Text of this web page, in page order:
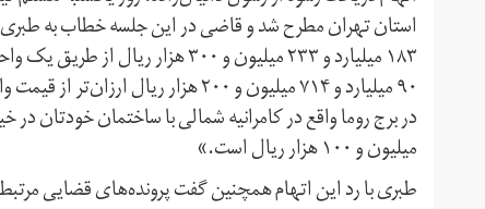
استان تهران مطرح شد و قاضی در این جلسه خطاب به طبری
۹۰ میلیارد و ۷۱۴ میلیون و ۲۰۰ هزار
میلیون و ۱۰۰ هزار ریال است.»
طبری با رد این اتهام همچنین گفت پرونده‌های قضایی